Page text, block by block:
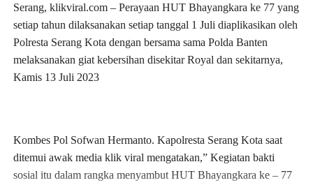
Serang, klikviral.com – Perayaan HUT Bhayangkara ke 77 yang
setiap tahun dilaksanakan setiap tanggal 1 Juli diaplikasikan oleh
Polresta Serang Kota dengan bersama sama Polda Banten
melaksanakan giat kebersihan disekitar Royal dan sekitarnya,
Kamis 13 Juli 2023
Kombes Pol Sofwan Hermanto. Kapolresta Serang Kota saat
ditemui awak media klik viral mengatakan,” Kegiatan bakti
sosial itu dalam rangka menyambut HUT Bhayangkara ke – 77